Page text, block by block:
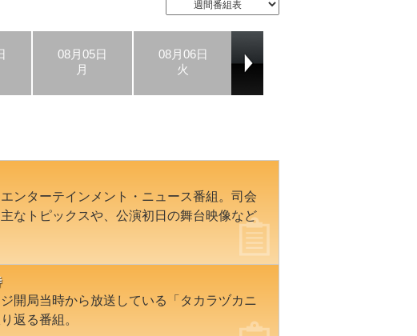
08月05日
月
08月06日
火
ンターテインメント・ニュース番組。司会
なトピックスや、公演初日の舞台映像など
開局当時から放送している「タカラヅカニ
返る番組。